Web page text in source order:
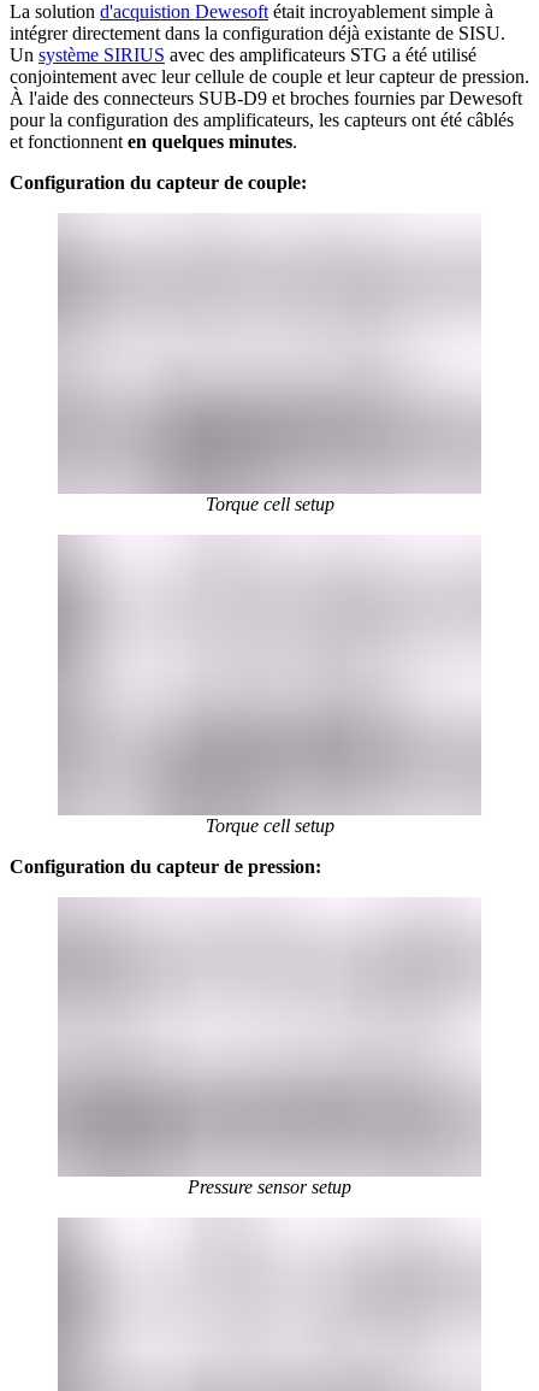
La solution d'acquistion Dewesoft était incroyablement simple à
intégrer directement dans la configuration déjà existante de SISU.
Un système SIRIUS avec des amplificateurs STG a été utilisé
conjointement avec leur cellule de couple et leur capteur de pression.
À l'aide des connecteurs SUB-D9 et broches fournies par Dewesoft
pour la configuration des amplificateurs, les capteurs ont été câblés
et fonctionnent en quelques minutes.
Configuration du capteur de couple:
Torque cell setup
Torque cell setup
Configuration du capteur de pression:
Pressure sensor setup